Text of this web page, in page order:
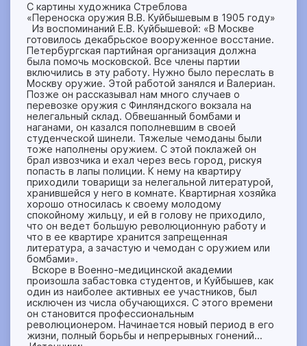
С картины художника Стреблова
«Переноска оружия В.В. Куйбышевым в 1905 году»
Из воспоминаний Е.В. Куйбышевой: «В Москве
готовилось декабрьское вооруженное восстание.
Петербургская партийная организация должна
была помочь московской. Все члены партии
включились в эту работу. Нужно было переслать в
Москву оружие. Этой работой занялся и Валериан.
Позже он рассказывал нам много случаев о
перевозке оружия с Финляндского вокзала на
нелегальный склад. Обвешанный бомбами и
наганами, он казался пополневшим в своей
студенческой шинели. Тяжелые чемоданы были
тоже наполнены оружием. С этой поклажей он
брал извозчика и ехал через весь город, рискуя
попасть в лапы полиции. К нему на квартиру
приходили товарищи за нелегальной литературой,
хранившейся у него в комнате. Квартирная хозяйка
хорошо относилась к своему молодому
спокойному жильцу, и ей в голову не приходило,
что он ведет большую революционную работу и
что в ее квартире хранится запрещенная
литература, а зачастую и чемодан с оружием или
бомбами».
Вскоре в Военно-медицинской академии
произошла забастовка студентов, и Куйбышев, как
один из наиболее активных ее участников, был
исключен из числа обучающихся. С этого времени
он становится профессиональным
революционером. Начинается новый период в его
жизни, полный борьбы и непрерывных гонений…